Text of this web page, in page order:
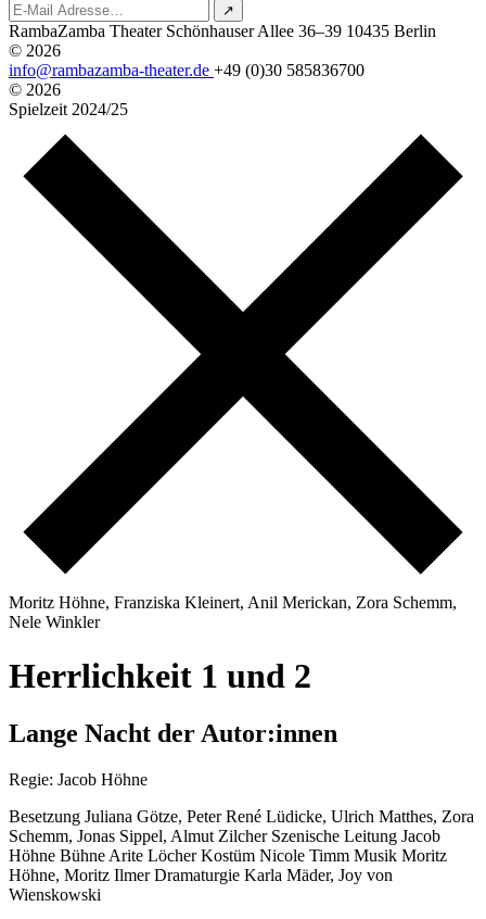
↗
RambaZamba Theater Schönhauser Allee 36–39 10435 Berlin
© 2026
info@rambazamba-theater.de +49 (0)30 585836700
© 2026
Spielzeit 2024/25
Moritz Höhne, Franziska Kleinert, Anil Merickan, Zora Schemm,
Nele Winkler
Herrlichkeit 1 und 2
Lange Nacht der Autor:innen
Regie: Jacob Höhne
Besetzung Juliana Götze, Peter René Lüdicke, Ulrich Matthes, Zora
Schemm, Jonas Sippel, Almut Zilcher Szenische Leitung Jacob
Höhne Bühne Arite LöcherKostüm Nicole Timm Musik Moritz
Höhne, Moritz IlmerDramaturgie Karla Mäder, Joy von
Wienskowski